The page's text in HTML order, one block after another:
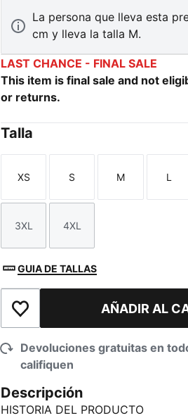
La persona que lleva esta
cm y lleva la talla M.
LAST CHANCE - FINAL SALE
This item is final sale and not
or returns.
Talla
Talla
XS
Talla
S
Talla
M
Talla
L
Talla
3XL
Talla
4XL
GUIA DE TALLAS
Añadir a la lista de deseos
AÑADIR AL
Devoluciones gratuitas en
califiquen
Descripción
HISTORIA DEL PRODUCTO